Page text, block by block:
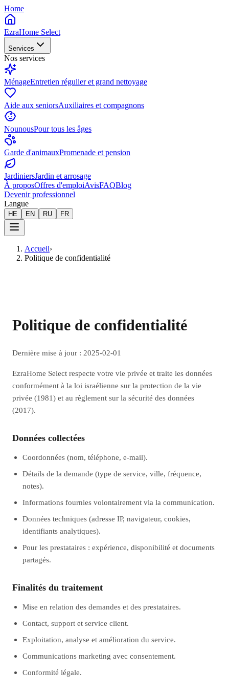
Home
EzraHome Select
Services
Nos services
MénageEntretien régulier et grand nettoyage
Aide aux seniorsAuxiliaires et compagnons
NounousPour tous les âges
Garde d'animauxPromenade et pension
JardiniersJardin et arrosage
À proposOffres d'emploiAvisFAQBlog
Devenir professionnel
Langue
HE EN RU FR
Accueil›
Politique de confidentialité
Politique de confidentialité
Dernière mise à jour : 2025-02-01
EzraHome Select respecte votre vie privée et traite les données
conformément à la loi israélienne sur la protection de la vie
privée (1981) et au règlement sur la sécurité des données
(2017).
Données collectées
Coordonnées (nom, téléphone, e‑mail).
Détails de la demande (type de service, ville, fréquence,
notes).
Informations fournies volontairement via la communication.
Données techniques (adresse IP, navigateur, cookies,
identifiants analytiques).
Pour les prestataires : expérience, disponibilité et documents
partagés.
Finalités du traitement
Mise en relation des demandes et des prestataires.
Contact, support et service client.
Exploitation, analyse et amélioration du service.
Communications marketing avec consentement.
Conformité légale.